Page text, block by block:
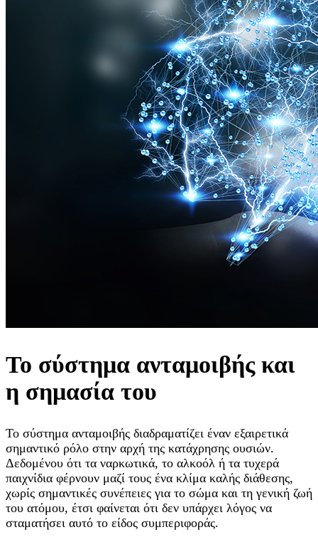
Το σύστημα ανταμοιβής και
η σημασία του
Το σύστημα ανταμοιβής διαδραματίζει έναν εξαιρετικά
σημαντικό ρόλο στην αρχή της κατάχρησης ουσιών.
Δεδομένου ότι τα ναρκωτικά, το αλκοόλ ή τα τυχερά
παιχνίδια φέρνουν μαζί τους ένα κλίμα καλής διάθεσης,
χωρίς σημαντικές συνέπειες για το σώμα και τη γενική ζωή
του ατόμου, έτσι φαίνεται ότι δεν υπάρχει λόγος να
σταματήσει αυτό το είδος συμπεριφοράς.